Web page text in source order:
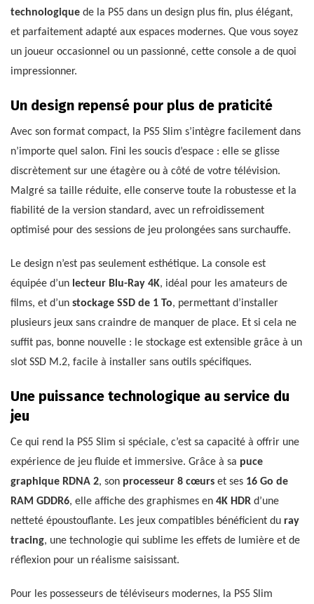
technologique de la PS5 dans un design plus fin, plus élégant,
et parfaitement adapté aux espaces modernes. Que vous soyez
un joueur occasionnel ou un passionné, cette console a de quoi
impressionner.
Un design repensé pour plus de praticité
Avec son format compact, la PS5 Slim s’intègre facilement dans
n’importe quel salon. Fini les soucis d’espace : elle se glisse
discrètement sur une étagère ou à côté de votre télévision.
Malgré sa taille réduite, elle conserve toute la robustesse et la
fiabilité de la version standard, avec un refroidissement
optimisé pour des sessions de jeu prolongées sans surchauffe.
Le design n’est pas seulement esthétique. La console est
équipée d’un lecteur Blu-Ray 4K, idéal pour les amateurs de
films, et d’un stockage SSD de 1 To, permettant d’installer
plusieurs jeux sans craindre de manquer de place. Et si cela ne
suffit pas, bonne nouvelle : le stockage est extensible grâce à un
slot SSD M.2, facile à installer sans outils spécifiques.
Une puissance technologique au service du
jeu
Ce qui rend la PS5 Slim si spéciale, c’est sa capacité à offrir une
expérience de jeu fluide et immersive. Grâce à sa puce
graphique RDNA 2, son processeur 8 cœurs et ses 16 Go de
RAM GDDR6, elle affiche des graphismes en 4K HDR d’une
netteté époustouflante. Les jeux compatibles bénéficient du ray
tracing, une technologie qui sublime les effets de lumière et de
réflexion pour un réalisme saisissant.
Pour les possesseurs de téléviseurs modernes, la PS5 Slim